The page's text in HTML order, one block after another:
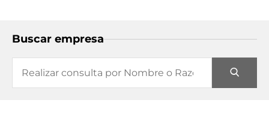
Buscar empresa